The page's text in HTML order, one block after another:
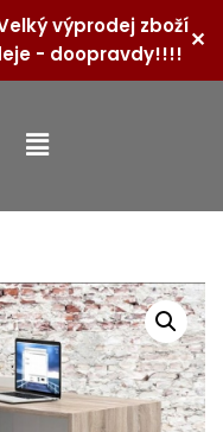
Velký výprodej zboží
- doopravdy!!!!
✕